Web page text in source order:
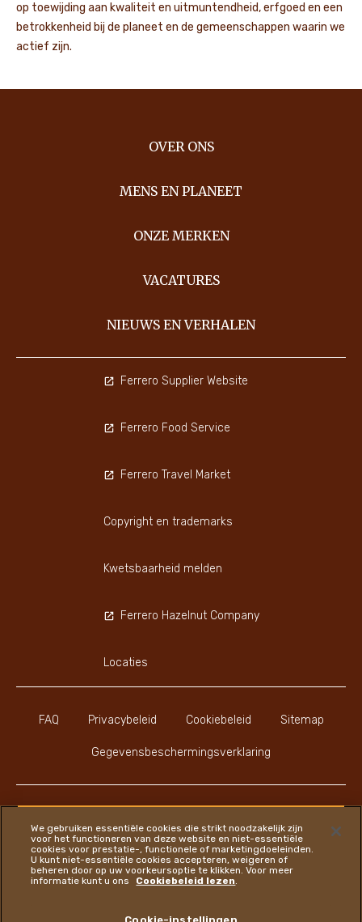
op toewijding aan kwaliteit en uitmuntendheid, erfgoed en een
betrokkenheid bij de planeet en de gemeenschappen waarin we
actief zijn.
OVER ONS
MENS EN PLANEET
ONZE MERKEN
VACATURES
NIEUWS EN VERHALEN
FAQ Privacybeleid Cookiebeleid Sitemap
Gegevensbeschermingsverklaring
Ferrero Supplier Website
Ferrero Food Service
Ferrero Travel Market
Copyright en trademarks
Kwetsbaarheid melden
Ferrero Hazelnut Company
Locaties
Instagram
LinkedInYoutube
We gebruiken essentiële cookies die strikt noodzakelijk zijn
voor het functioneren van deze website en niet-essentiële
cookies voor prestatie-, functionele of marketingdoeleinden.
U kunt niet-essentiële cookies accepteren, weigeren of
beheren door op uw voorkeursoptie te klikken. Voor meer
informatie kunt u ons
Cookiebeleid lezen.